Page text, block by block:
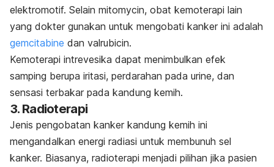
elektromotif. Selain mitomycin, obat kemoterapi lain
yang dokter gunakan untuk mengobati kanker ini adalah
gemcitabine dan valrubicin.
Kemoterapi intrevesika dapat menimbulkan efek
samping berupa iritasi, perdarahan pada urine, dan
sensasi terbakar pada kandung kemih.
3. Radioterapi
Jenis pengobatan kanker kandung kemih ini
mengandalkan energi radiasi untuk membunuh sel
kanker. Biasanya, radioterapi menjadi pilihan jika pasien